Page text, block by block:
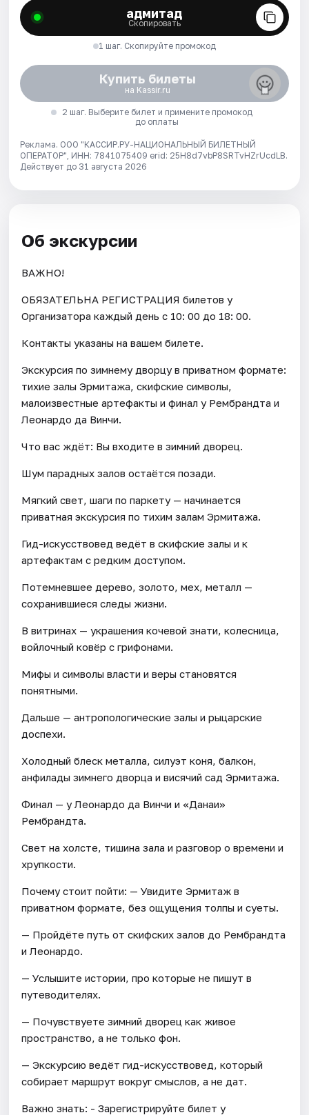
адмитад
Скопировать
1 шаг. Скопируйте промокод
Купить билеты
на Kassir.ru
2 шаг. Выберите билет и примените промокод
до оплаты
Реклама. ООО "КАССИР.РУ-НАЦИОНАЛЬНЫЙ БИЛЕТНЫЙ
ОПЕРАТОР", ИНН: 7841075409 erid: 25H8d7vbP8SRTvHZrUcdLB.
Действует до 31 августа 2026
Об экскурсии
ВАЖНО!
ОБЯЗАТЕЛЬНА РЕГИСТРАЦИЯ билетов у
Организатора каждый день c 10: 00 до 18: 00.
Контакты указаны на вашем билете.
Экскурсия по зимнему дворцу в приватном формате:
тихие залы Эрмитажа, скифские символы,
малоизвестные артефакты и финал у Рембрандта и
Леонардо да Винчи.
Что вас ждёт: Вы входите в зимний дворец.
Шум парадных залов остаётся позади.
Мягкий свет, шаги по паркету — начинается
приватная экскурсия по тихим залам Эрмитажа.
Гид-искусствовед ведёт в скифские залы и к
артефактам с редким доступом.
Потемневшее дерево, золото, мех, металл —
сохранившиеся следы жизни.
В витринах — украшения кочевой знати, колесница,
войлочный ковёр с грифонами.
Мифы и символы власти и веры становятся
понятными.
Дальше — антропологические залы и рыцарские
доспехи.
Холодный блеск металла, силуэт коня, балкон,
анфилады зимнего дворца и висячий сад Эрмитажа.
Финал — у Леонардо да Винчи и «Данаи»
Рембрандта.
Свет на холсте, тишина зала и разговор о времени и
хрупкости.
Почему стоит пойти: — Увидите Эрмитаж в
приватном формате, без ощущения толпы и суеты.
— Пройдёте путь от скифских залов до Рембрандта
и Леонардо.
— Услышите истории, про которые не пишут в
путеводителях.
— Почувствуете зимний дворец как живое
пространство, а не только фон.
— Экскурсию ведёт гид-искусствовед, который
собирает маршрут вокруг смыслов, а не дат.
Важно знать: - Зарегистрируйте билет у